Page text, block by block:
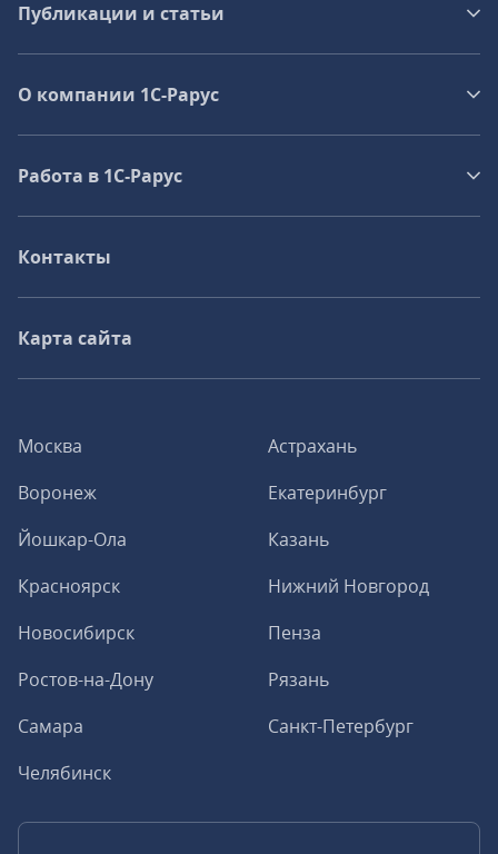
Москва
Астрахань
Воронеж
Екатеринбург
Йошкар-Ола
Казань
Красноярск
Нижний Новгород
Новосибирск
Пенза
Ростов-на-Дону
Рязань
Самара
Санкт-Петербург
Челябинск
Публикации и статьи
О компании 1C-Рарус
Работа в 1С‑Рарус
Контакты
Карта сайта